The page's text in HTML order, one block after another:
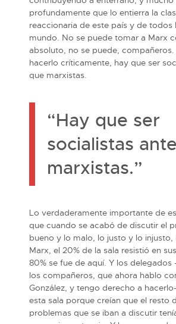
profundamente que lo entierra la
reaccionaria de este país y de todos
mundo. No se puede tomar a Marx
absoluto, no se puede,
hacerlo críticamente, hay que ser
que marxistas.
“Hay que ser
socialistas
marxistas.”
Lo verdaderamente importante de
que cuando se acabó de discutir el
bueno y lo malo, lo justo y lo injusto,
Marx, el 20% de la sala resistió en
80% se fue de aquí. Y los delegados
los compañeros, que ahora hablo
González, y tengo derecho a
esta sala porque creían que el resto
problemas que se iban a discutir